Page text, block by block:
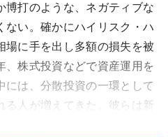
博打のような、ネガティブな
ない。確かにハイリスク・ハ
場に手を出し多額の損失を被
、株式投資などで資産運用を
には、分散投資の一環として
る人が増えてきた。彼らは新